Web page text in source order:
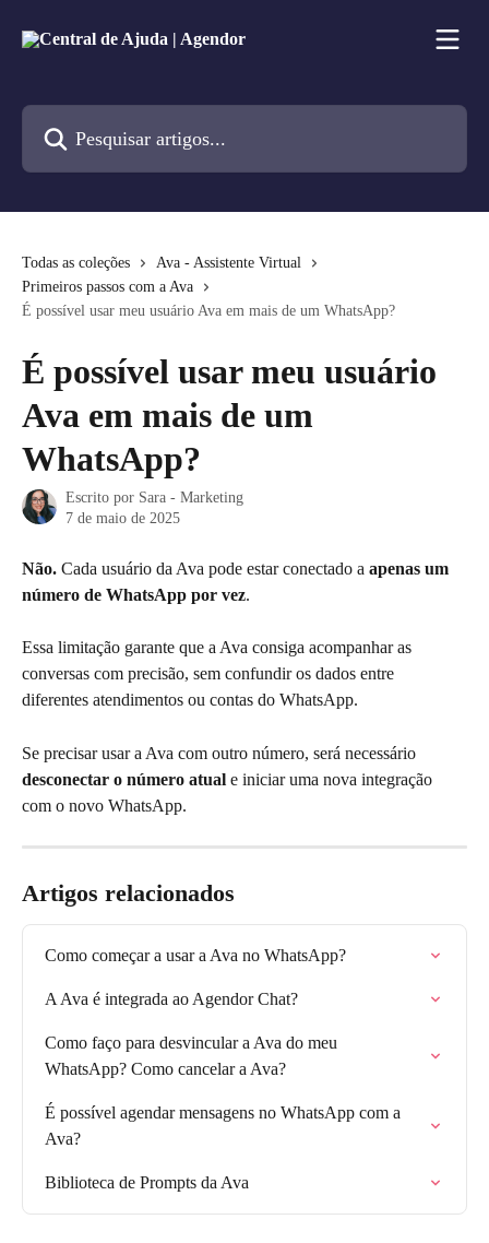
Todas as coleções
Ava - Assistente Virtual
Primeiros passos com a Ava
É possível usar meu usuário Ava em mais de um WhatsApp?
É possível usar meu usuário
Ava em mais de um
WhatsApp?
Escrito por Sara - Marketing
7 de maio de 2025
Não. Cada usuário da Ava pode estar conectado a apenas um
número de WhatsApp por vez.
Essa limitação garante que a Ava consiga acompanhar as
conversas com precisão, sem confundir os dados entre
diferentes atendimentos ou contas do WhatsApp.
Se precisar usar a Ava com outro número, será necessário
desconectar o número atual e iniciar uma nova integração
com o novo WhatsApp.
Artigos relacionados
Como começar a usar a Ava no WhatsApp?
A Ava é integrada ao Agendor Chat?
Como faço para desvincular a Ava do meu
WhatsApp? Como cancelar a Ava?
É possível agendar mensagens no WhatsApp com a
Ava?
Biblioteca de Prompts da Ava